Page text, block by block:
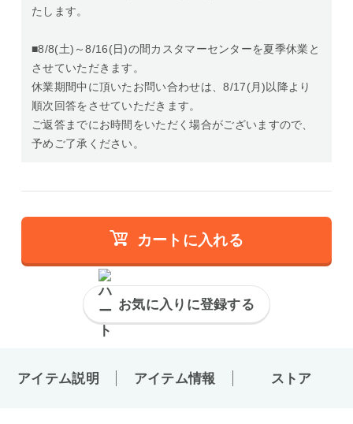
たします。
■8/8(土)～8/16(日)の間カスタマーセンターを夏季休業と
させていただきます。
休業期間中に頂いたお問い合わせは、8/17(月)以降より
順次回答をさせていただきます。
ご返答までにお時間をいただく場合がございますので、
予めご了承ください。
カートに入れる
お気に入りに登録する
アイテム説明 アイテム情報 ストア